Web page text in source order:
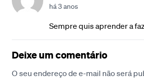
há 3 anos
Sempre quis aprender a
Deixe um comentário
O seu endereço de e-mail não será